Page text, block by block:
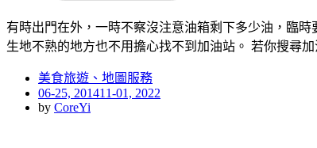
有時出門在外，一時不察沒注意油箱剩下多少油，臨
生地不熟的地方也不用擔心找不到加油站。 若你搜尋
美食旅遊、地圖服務
Posted
on
06-25, 201411-01, 2022
by CoreYi